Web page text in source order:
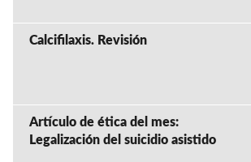
Calcifilaxis. Revisión
Artículo de ética del mes:
Legalización del suicidio asistido